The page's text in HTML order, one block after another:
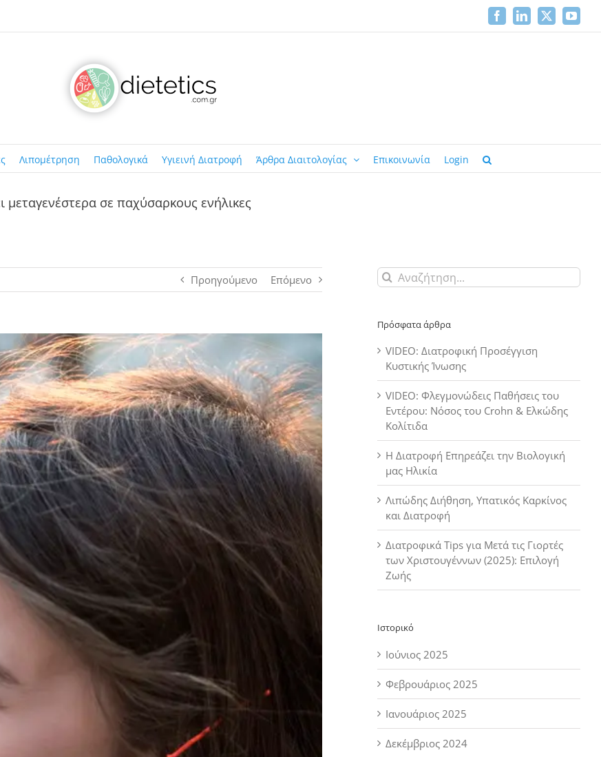
FacebookLinkedIn
X
Λιπομέτρηση Παθολογικά Υγιεινή Διατροφή Άρθρα Διαιτολογίας Επικοινωνία Login
μεταγενέστερα σε παχύσαρκους ενήλικες
Προηγούμενο Επόμενο
Αναζήτηση
για:
Πρόσφατα άρθρα
VIDEO: Διατροφική Προσέγγιση
Κυστικής Ίνωσης
VIDEO: Φλεγμονώδεις Παθήσεις του
Εντέρου: Νόσος του Crohn & Ελκώδης
Κολίτιδα
Η Διατροφή Επηρεάζει την Βιολογική
μας Ηλικία
Λιπώδης Διήθηση, Υπατικός Καρκίνος
και Διατροφή
Διατροφικά Tips για Μετά τις Γιορτές
των Χριστουγέννων (2025): Επιλογή
Ζωής
Ιστορικό
Ιούνιος 2025
Φεβρουάριος 2025
Ιανουάριος 2025
Δεκέμβριος 2024